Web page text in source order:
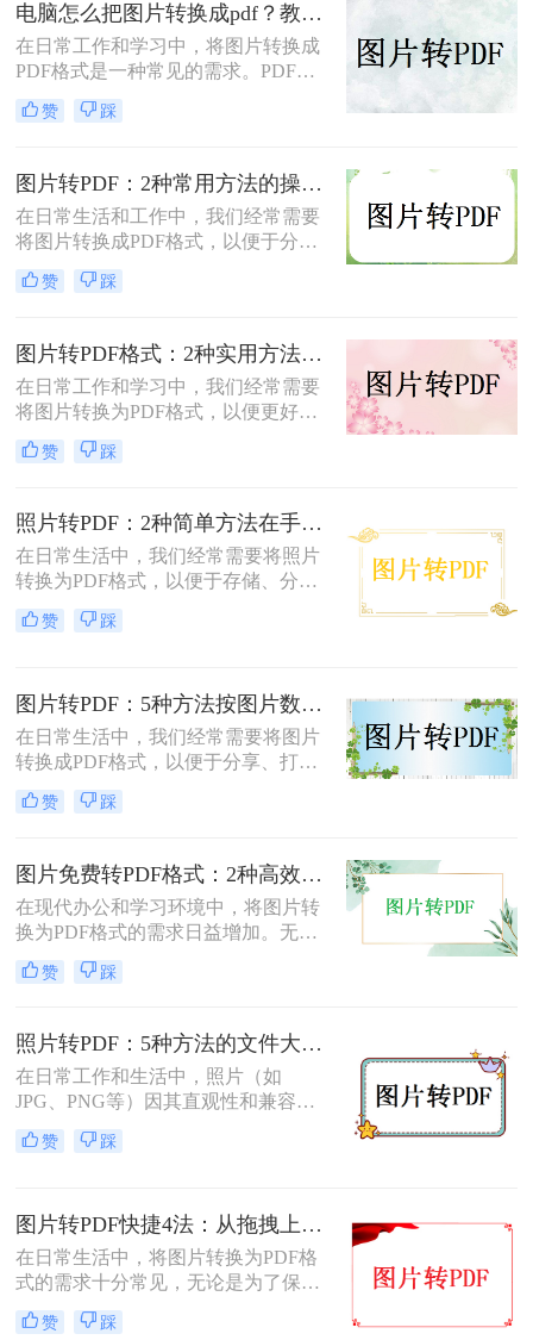
电脑怎么把图片转换成pdf？教你4种简单的方法！
在日常工作和学习中，将图片转换成
PDF格式是一种常见的需求。PDF格
式具有支持矢量图形、打印格式不走
样、兼容性高、体积小以及支持批注
格式。那么电脑怎么把图片转换成pdf
呢？本文将介绍四种常见的图片转
PDF的方法。
赞 踩
图片转PDF：2种常用方法的操作步骤和格式保留设置！
在日常生活和工作中，我们经常需要
将图片转换成PDF格式，以便于分
享、打印或存档。那么如何把图片转
换成PDF呢？本文将介绍两种常用的
赞 踩
图片转PDF格式：2种实用方法的关键参数和输出质量对比！
在日常工作和学习中，我们经常需要
将图片转换为PDF格式，以便更好地
保存、分享和打印。那么如何将图片
转换为pdf格式呢？本文将介绍两种将
赞 踩
照片转PDF：2种简单方法在手机端和电脑端的操作差异！
在日常生活中，我们经常需要将照片
转换为PDF格式，以便于存储、分享
和打印。那么照片转pdf怎么弄呢？下
面将介绍两种简单实用的方法，帮助
赞 踩
图片转PDF：5种方法按图片数量和文件大小选，大的别用在线！
在日常生活中，我们经常需要将图片
转换成PDF格式，以便于分享、打印
或存档。那么图片如何转换成pdf呢？
本文将介绍几种将图片转换成PDF的
换方式。
赞 踩
图片免费转PDF格式：2种高效方法的转换速度和画质损失对比！
在现代办公和学习环境中，将图片转
换为PDF格式的需求日益增加。无论
是为了更好地保存、传输还是打印图
片，PDF格式因其跨平台兼容性和格
怎么转换成pdf格式免费呢？本文将介
绍两种免费且高效的图片转PDF的方
法。
赞 踩
照片转PDF：5种方法的文件大小限制和画质保留实测！
在日常工作和生活中，照片（如
JPG、PNG等）因其直观性和兼容性
被广泛使用。然而，在需要整合多张
照片、提高安全性或便于打印时，将
文将详细介绍5种将照片转换为PDF的
常用高效方法，帮助用户根据需求选
择最适合的方案。
赞 踩
图片转PDF快捷4法：从拖拽上传到批量导出的操作流程！
在日常生活中，将图片转换为PDF格
式的需求十分常见，无论是为了保存
照片、制作电子相册，还是为了提交
报告和简历中的图片资料。那么图片
赞 踩